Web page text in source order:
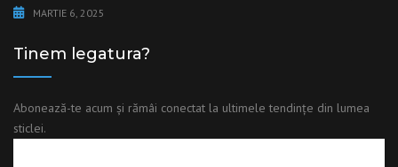
MARTIE 6, 2025
Tinem legatura?
Abonează-te acum și rămâi conectat la ultimele tendințe din lumea
sticlei.